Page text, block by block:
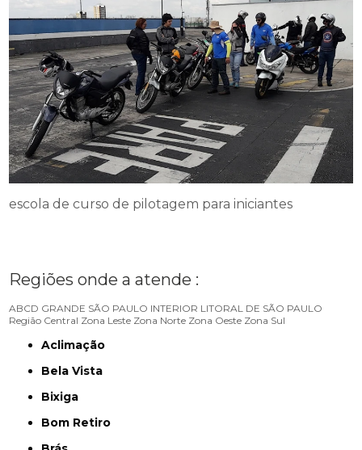
escola de curso de pilotagem para iniciantes
Regiões onde a atende :
ABCD GRANDE SÃO PAULO INTERIOR LITORAL DE SÃO PAULO
Região Central Zona Leste Zona Norte Zona Oeste Zona Sul
Aclimação
Bela Vista
Bixiga
Bom Retiro